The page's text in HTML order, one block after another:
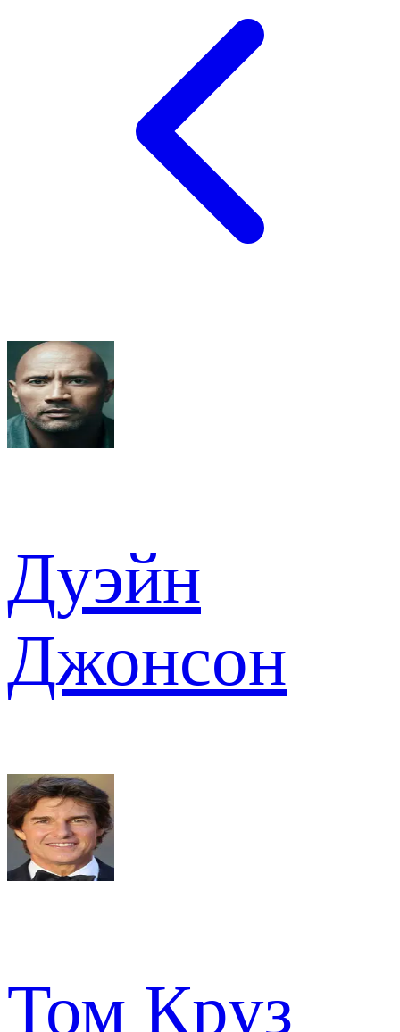
Дуэйн
Джонсон
Том Круз